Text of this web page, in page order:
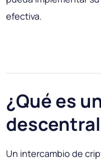
efectiva.
¿Qué es
Un intercambio de